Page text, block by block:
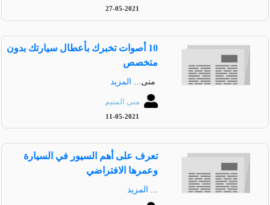
27-05-2021
10 أصوات تخبرك بأعطال سيارتك بدون
متخصص
منى... المزيد
منى المتيم
11-05-2021
تعرف على أهم السيور في السيارة
وعمرها الافتراضي
المزيد